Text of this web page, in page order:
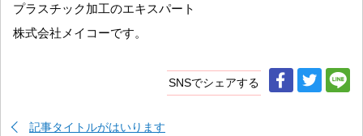
プラスチック加工のエキスパート
株式会社メイコーです。
SNSでシェアする
記事タイトルがはいります